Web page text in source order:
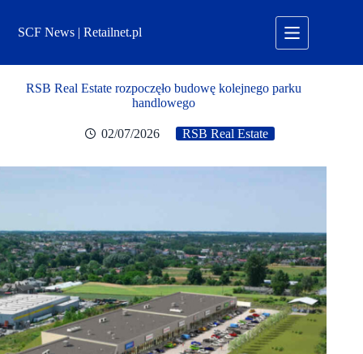
treściSCF News | Retailnet.pl
RSB Real Estate rozpoczęło budowę kolejnego parku
handlowego
02/07/2026 RSB Real Estate